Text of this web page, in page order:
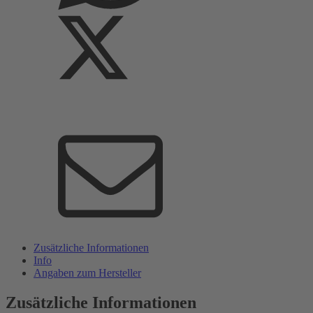
Zusätzliche Informationen
Info
Angaben zum Hersteller
Zusätzliche Informationen